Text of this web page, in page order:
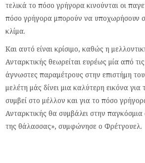
τελικά το πόσο γρήγορα κινούνται οι
πόσο γρήγορα μπορούν να υποχωρήσουν
κλίμα.
Και αυτό είναι κρίσιμο, καθώς η
Ανταρκτικής θεωρείται ευρέως μία από
άγνωστες παραμέτρους στην επιστήμη
μελέτη μάς δίνει μια καλύτερη εικόνα για
συμβεί στο μέλλον και για το πόσο
Ανταρκτικής θα συμβάλει στην
της θάλασσας», συμφώνησε ο Φρέτγουελ.